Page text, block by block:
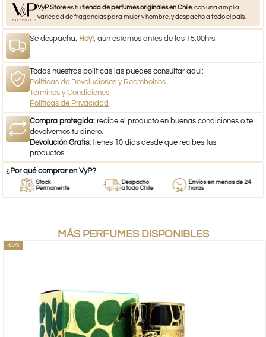
VyP Storees tutienda de perfumes originales en Chile, con una amplia
variedad de fragancias para mujer y hombre, y despacho a todo el país.
Se despacha: Hoy!, aún estamos antes de las 15:00hrs.
Todas nuestras políticas las puedes consultar aquí:
Políticas de Devoluciones y Reembolsos
Términos y Condiciones
Políticas de Privacidad
Compra protegida: recibe el producto en buenas condiciones o te
devolvemos tu dinero.
Devolución Gratis: tienes 10 días desde que recibes tus
productos.
¿Por qué comprar en VyP?
Stock
Permanente
Despacho
a todo Chile
Envíos en menos de 24
horas
MÁS PERFUMES DISPONIBLES
-50%